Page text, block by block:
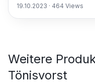
19.10.2023 · 464 Views
Weitere
Tönisvorst